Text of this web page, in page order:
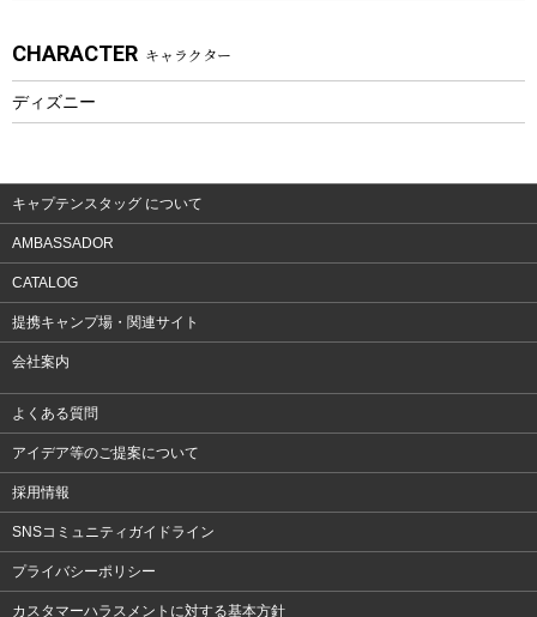
ウェア、タオル
ウェア
CHARACTER キャラクター
ディズニー
キャプテンスタッグ について
AMBASSADOR
CATALOG
提携キャンプ場・関連サイト
会社案内
よくある質問
アイデア等のご提案について
採用情報
SNSコミュニティガイドライン
プライバシーポリシー
カスタマーハラスメントに対する基本方針